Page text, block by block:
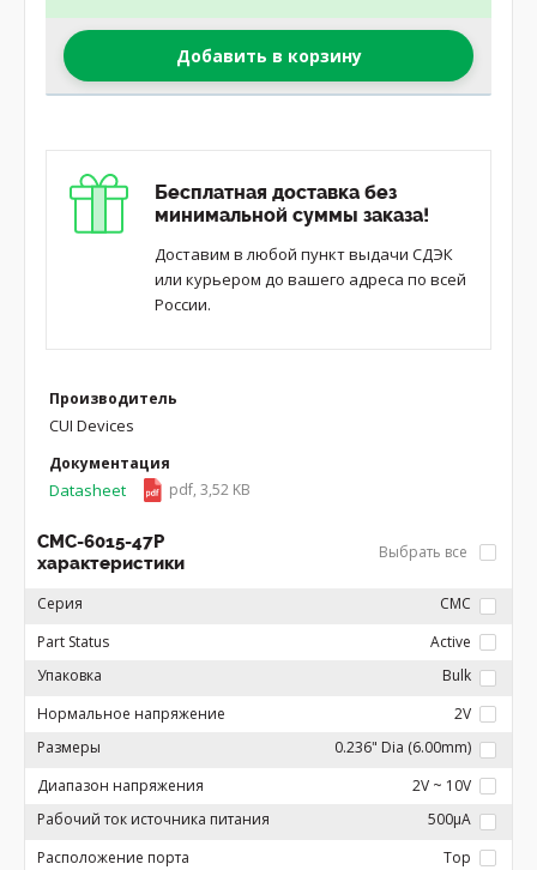
Добавить в корзину
Бесплатная доставка без
минимальной суммы заказа!
Доставим в любой пункт выдачи СДЭК
или курьером до вашего адреса по всей
России.
Производитель
CUI Devices
Документация
Datasheet pdf, 3,52 KB
CMC-6015-47P
характеристики
Выбрать все
Серия
CMC
Part Status
Active
Упаковка
Bulk
Нормальное напряжение
2V
Размеры
0.236" Dia (6.00mm)
Диапазон напряжения
2V ~ 10V
Рабочий ток источника питания
500µA
Расположение порта
Top